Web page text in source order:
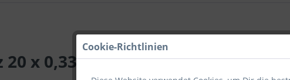
x 0,33l
Cookie-Richtlinien